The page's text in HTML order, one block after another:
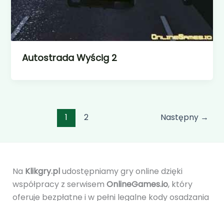
Autostrada Wyścig 2
1 2 Następny →
Na Klikgry.pludostępniamy gry online dzięki
współpracy z serwisem OnlineGames.io, który
oferuje bezpłatne i w pełni legalne kody osadzania